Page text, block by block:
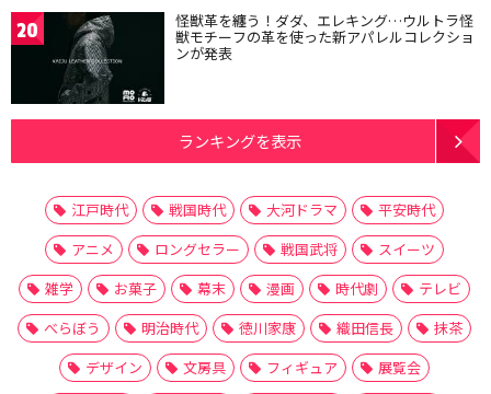
20 怪獣革を纏う！ダダ、エレキング…ウルトラ怪
獣モチーフの革を使った新アパレルコレクショ
ンが発表
ランキングを表示
江戸時代 戦国時代 大河ドラマ
平安時代
アニメ
ロングセラー 戦国武将
スイーツ
雑学
お菓子 幕末 漫画 時代劇
テレビ
べらぼう
明治時代 徳川家康 織田信長
抹茶
デザイン
文房具 フィギュア
展覧会